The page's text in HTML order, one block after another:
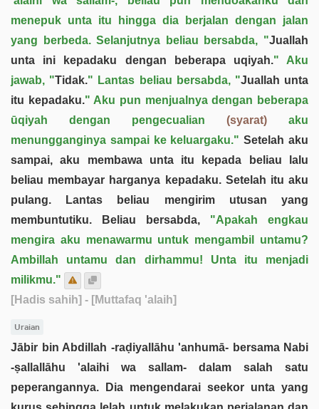
menepuk unta itu hingga dia berjalan dengan jalan
yang berbeda. Selanjutnya beliau bersabda, "Juallah
unta ini kepadaku dengan beberapa uqiyah." Aku
jawab, "Tidak." Lantas beliau bersabda, "Juallah unta
itu kepadaku." Aku pun menjualnya dengan beberapa
ūqiyah dengan pengecualian (syarat) aku
menungganginya sampai ke keluargaku." Setelah aku
sampai, aku membawa unta itu kepada beliau lalu
beliau membayar harganya kepadaku. Setelah itu aku
pulang. Lantas beliau mengirim utusan yang
membuntutiku. Beliau bersabda, "Apakah engkau
mengira aku menawarmu untuk mengambil untamu?
Ambillah untamu dan dirhammu! Unta itu menjadi
milikmu."
[Hadis sahih] - [Muttafaq 'alaih]
Uraian
Jābir bin Abdillah -raḍiyallāhu 'anhumā- bersama Nabi
-ṣallallāhu 'alaihi wa sallam- dalam salah satu
peperangannya. Dia mengendarai seekor unta yang